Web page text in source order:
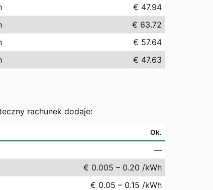
€ 47.94
€ 63.72
€ 57.64
€ 47.63
rachunek dodaje:
Ok.
—
€ 0.005 – 0.20 /kWh
€ 0.05 – 0.15 /kWh